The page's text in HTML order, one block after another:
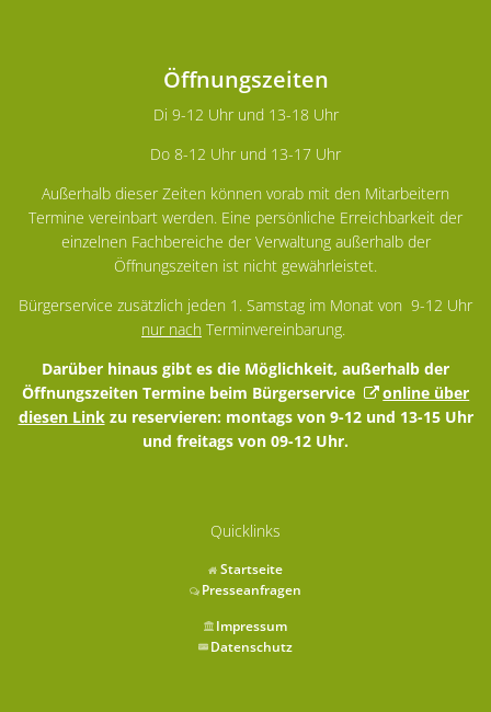
Öffnungszeiten
Di 9-12 Uhr und 13-18 Uhr
Do 8-12 Uhr und 13-17 Uhr
Außerhalb dieser Zeiten können vorab mit den Mitarbeitern
Termine vereinbart werden. Eine persönliche Erreichbarkeit der
einzelnen Fachbereiche der Verwaltung außerhalb der
Öffnungszeiten ist nicht gewährleistet.
Bürgerservice zusätzlich jeden 1. Samstag im Monat von 9-12 Uhr
nur nach Terminvereinbarung.
Darüber hinaus gibt es die Möglichkeit, außerhalb der
Öffnungszeiten Termine beim Bürgerservice
online über
diesen Linkzu reservieren: montags von 9-12 und 13-15 Uhr
und freitags von 09-12 Uhr.
Quicklinks
Startseite
Presseanfragen
Impressum
Datenschutz